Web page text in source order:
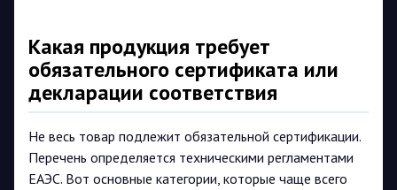
Какая продукция требует
обязательного сертификата или
декларации соответствия
Не весь товар подлежит обязательной сертификации.
Перечень определяется техническими регламентами
ЕАЭС. Вот основные категории, которые чаще всего